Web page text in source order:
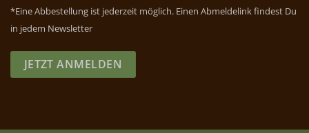
*Eine Abbestellung ist jederzeit möglich. Einen Abmeldelink findest Du
in jedem Newsletter
JETZT ANMELDEN